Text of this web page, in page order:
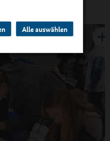
Alle auswählen